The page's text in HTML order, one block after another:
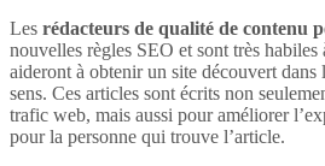
Les rédacteurs de qualité de contenu
nouvelles règles SEO et sont très
aideront à obtenir un site découvert dans
sens. Ces articles sont écrits non
trafic web, mais aussi pour améliorer
pour la personne qui trouve l’article.